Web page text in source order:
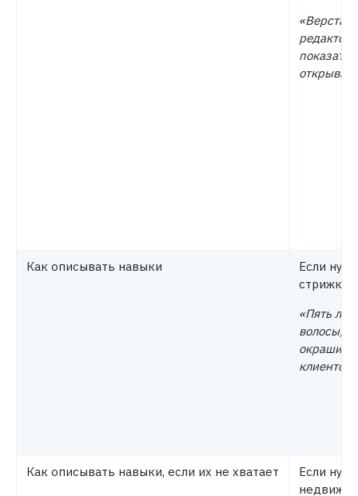
«Верстаю
Как описывать навыки
Если
стрижки
«Пять
волосы, в
клиентов
Как описывать навыки, если их не хватает
Если